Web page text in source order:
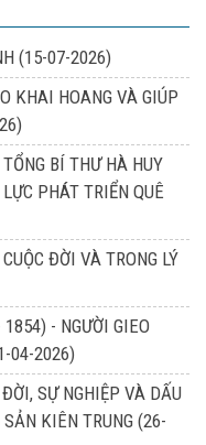
(15-07-2026)
KHAI HOANG VÀ GIÚP
BÍ THƯ HÀ HUY
PHÁT TRIỂN QUÊ
ĐỜI VÀ TRONG LÝ
- NGƯỜI GIEO
04-2026)
SỰ NGHIỆP VÀ DẤU
KIÊN TRUNG (26-